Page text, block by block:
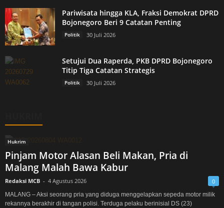
Pariwisata hingga KLA, Fraksi Demokrat DPRD
Bojonegoro Beri 9 Catatan Penting
Politik 30 Juli 2026
Setujui Dua Raperda, PKB DPRD Bojonegoro
Titip Tiga Catatan Strategis
Politik 30 Juli 2026
Hukrim
Pinjam Motor Alasan Beli Makan, Pria di
Malang Malah Bawa Kabur
Redaksi MCB - 4 Agustus 2026 0
MALANG – Aksi seorang pria yang diduga menggelapkan sepeda motor milik
rekannya berakhir di tangan polisi. Terduga pelaku berinisial DS (23)